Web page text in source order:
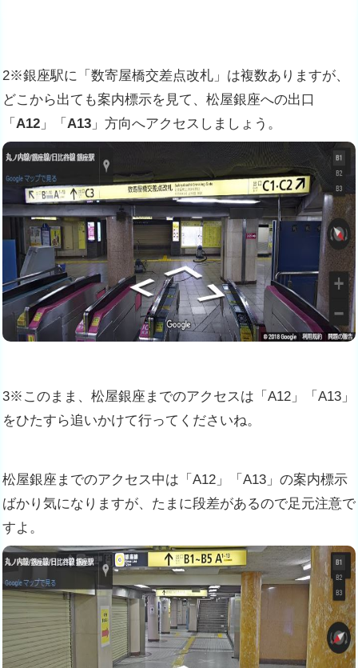
2※銀座駅に「数寄屋橋交差点改札」は複数ありますが、
どこから出ても案内標示を見て、松屋銀座への出口
「 A12 」「 A13 」方向へアクセスしましょう。
3※このまま、松屋銀座までのアクセスは「A12」「A13」
をひたすら追いかけて行ってくださいね。
松屋銀座までのアクセス中は「A12」「A13」の案内標示
ばかり気になりますが、たまに段差があるので足元注意で
すよ。